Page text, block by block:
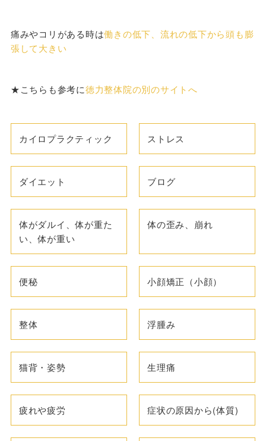
痛みやコリがある時は働きの低下、流れの低下から頭も膨
張して大きい
★こちらも参考に徳力整体院の別のサイトへ
カイロプラクティック ストレス
ダイエット ブログ
体がダルイ、体が重た
い、体が重い
体の歪み、崩れ
便秘 小顔矯正（小顔）
整体 浮腫み
猫背・姿勢 生理痛
疲れや疲労 症状の原因から(体質)